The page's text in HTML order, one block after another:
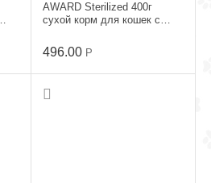
AWARD Sterilized 400г
сухой корм для кошек с
496.00 Р